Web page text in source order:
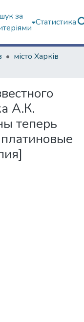
за
Статистика
місто Харків
А.К.
теперь